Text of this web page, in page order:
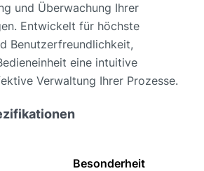
und Überwachung Ihrer
Entwickelt für höchste
Benutzerfreundlichkeit,
eine intuitive
Verwaltung Ihrer Prozesse.
Besonderheit